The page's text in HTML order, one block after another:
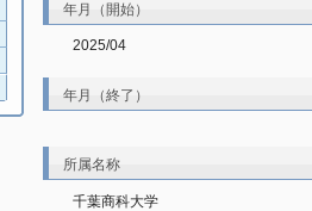
年月（開始）
2025/04
年月（終了）
所属名称
千葉商科大学